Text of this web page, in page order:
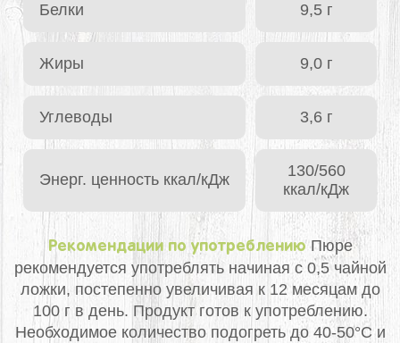
Белки 9,5 г
Жиры 9,0 г
Углеводы 3,6 г
Энерг. ценность ккал/кДж
130/560
ккал/кДж
Рекомендации по употреблению Пюре
рекомендуется употреблять начиная с 0,5 чайной
ложки, постепенно увеличивая к 12 месяцам до
100 г в день. Продукт готов к употреблению.
Необходимое количество подогреть до 40-50°С и